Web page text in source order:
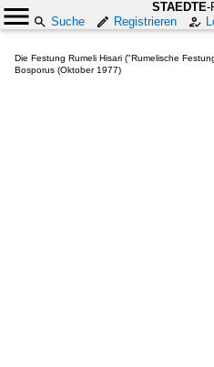
STAEDTE-
Suche
Registrieren
Die Festung Rumeli Hisari ("Rumelische
Bosporus (Oktober 1977)